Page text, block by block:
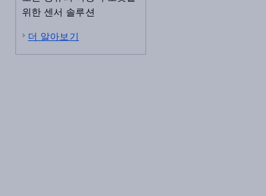
위한 센서 솔루션
더 알아보기